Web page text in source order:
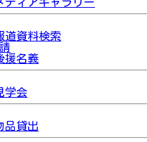
道資料検索
援名義
学会
品貸出